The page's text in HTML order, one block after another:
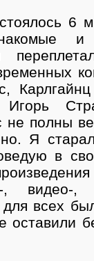
6
не полны
Я
в
видео-,
всех
оставили